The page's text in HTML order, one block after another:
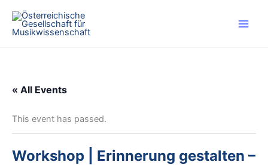
content
« All Events
This event has passed.
Workshop | Erinnerung gestalten –